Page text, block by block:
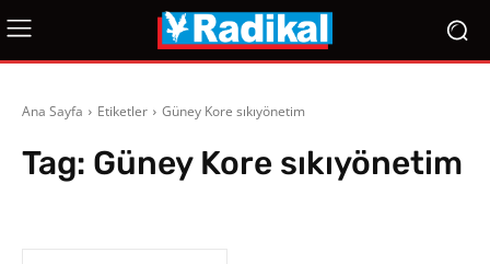
Ana Sayfa Etiketler Güney Kore sıkıyönetim
Tag: Güney Kore sıkıyönetim